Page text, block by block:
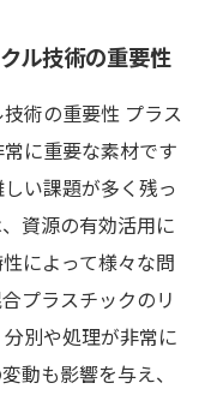
ル技術の重要性
術の重要性 プラス
に重要な素材です
い課題が多く残っ
資源の有効活用に
によって様々な問
プラスチックのリ
別や処理が非常に
動も影響を与え、